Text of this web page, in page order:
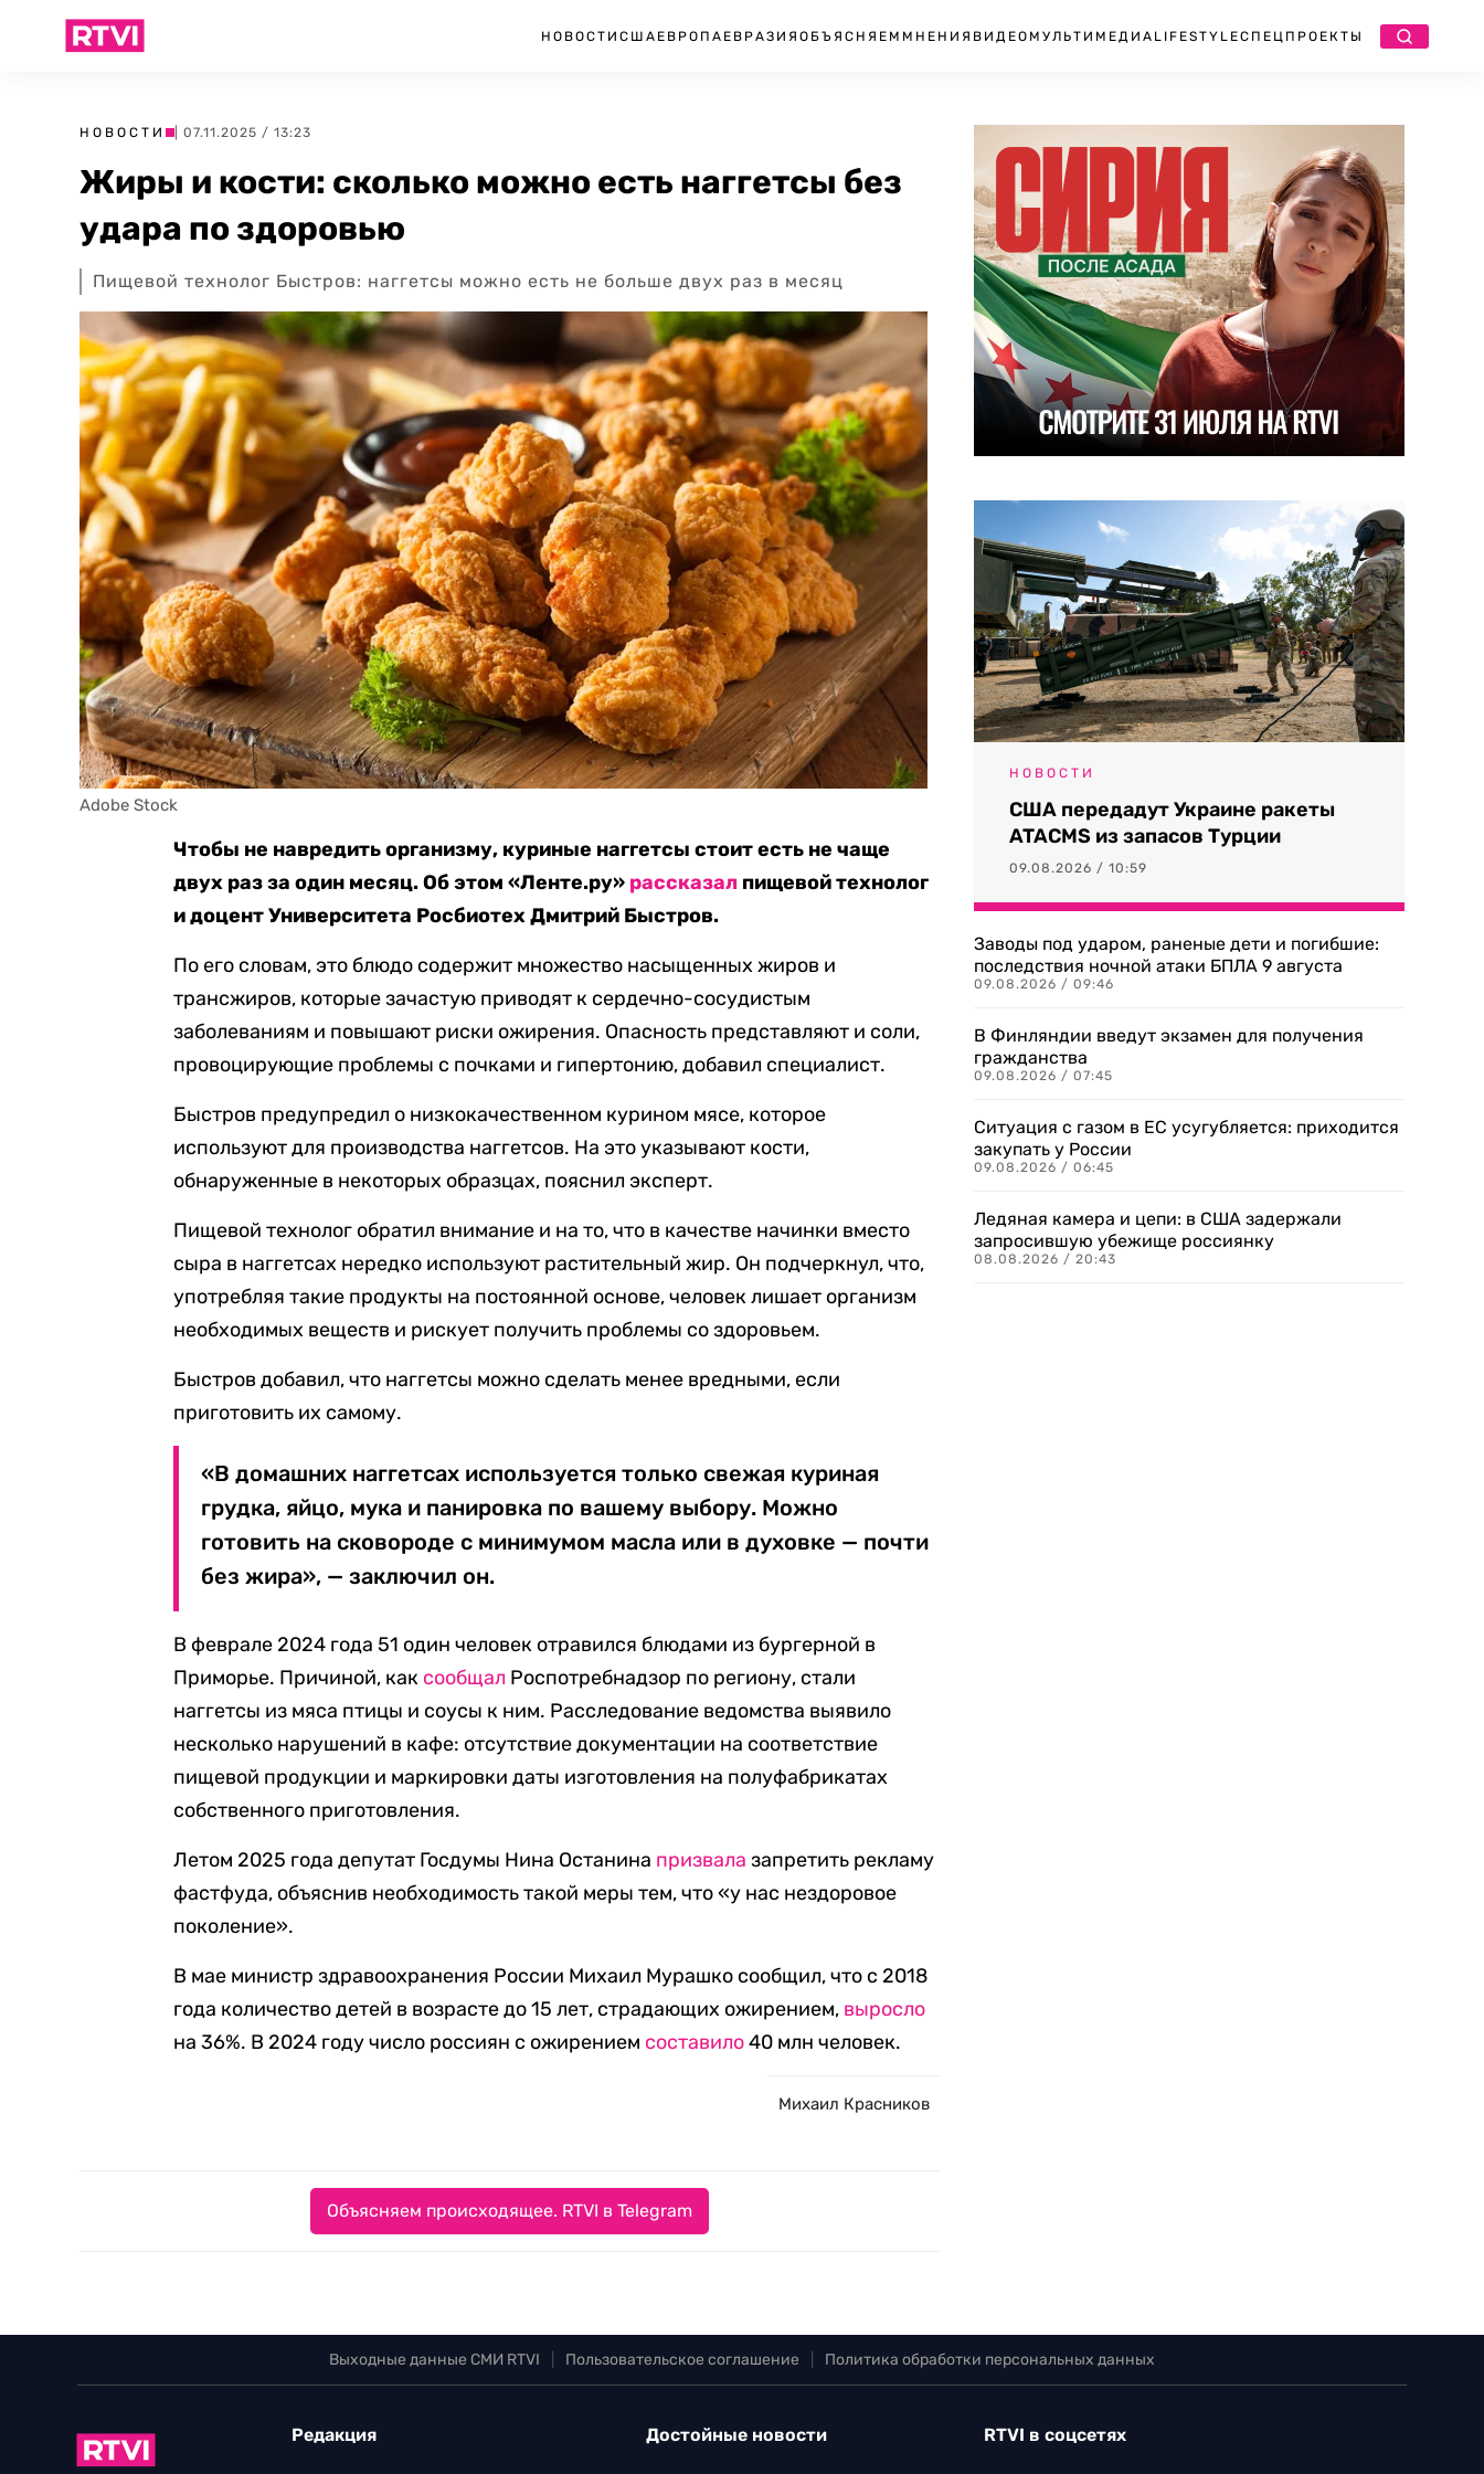
НОВОСТИ США ЕВРОПА ЕВРАЗИЯ ОБЪЯСНЯЕМ МНЕНИЯ ВИДЕО МУЛЬТИМЕДИА LIFESTYLEСПЕЦПРОЕКТЫ
НОВОСТИ | 07.11.2025 / 13:23
Жиры и кости: сколько можно есть наггетсы без
удара по здоровью
Пищевой технолог Быстров: наггетсы можно есть не больше двух раз в месяц
Adobe Stock
Чтобы не навредить организму, куриные наггетсы стоит есть не чаще
двух раз за один месяц. Об этом «Ленте.ру» рассказал пищевой технолог
и доцент Университета Росбиотех Дмитрий Быстров.
По его словам, это блюдо содержит множество насыщенных жиров и
трансжиров, которые зачастую приводят к сердечно-сосудистым
заболеваниям и повышают риски ожирения. Опасность представляют и соли,
провоцирующие проблемы с почками и гипертонию, добавил специалист.
Быстров предупредил о низкокачественном курином мясе, которое
используют для производства наггетсов. На это указывают кости,
обнаруженные в некоторых образцах, пояснил эксперт.
Пищевой технолог обратил внимание и на то, что в качестве начинки вместо
сыра в наггетсах нередко используют растительный жир. Он подчеркнул, что,
употребляя такие продукты на постоянной основе, человек лишает организм
необходимых веществ и рискует получить проблемы со здоровьем.
Быстров добавил, что наггетсы можно сделать менее вредными, если
приготовить их самому.
«В домашних наггетсах используется только свежая куриная
грудка, яйцо, мука и панировка по вашему выбору. Можно
готовить на сковороде с минимумом масла или в духовке — почти
без жира», — заключил он.
В феврале 2024 года 51 один человек отравился блюдами из бургерной в
Приморье. Причиной, как сообщал Роспотребнадзор по региону, стали
наггетсы из мяса птицы и соусы к ним. Расследование ведомства выявило
несколько нарушений в кафе: отсутствие документации на соответствие
пищевой продукции и маркировки даты изготовления на полуфабрикатах
собственного приготовления.
Летом 2025 года депутат Госдумы Нина Останина призвала запретить рекламу
фастфуда, объяснив необходимость такой меры тем, что «у нас нездоровое
поколение».
В мае министр здравоохранения России Михаил Мурашко сообщил, что с 2018
года количество детей в возрасте до 15 лет, страдающих ожирением, выросло
на 36%. В 2024 году число россиян с ожирением составило40 млн человек.
Михаил Красников
Объясняем происходящее. RTVI в Telegram
НОВОСТИ
США передадут Украине ракеты
ATACMS из запасов Турции
09.08.2026 / 10:59
Заводы под ударом, раненые дети и погибшие:
последствия ночной атаки БПЛА 9 августа
09.08.2026 / 09:46
В Финляндии введут экзамен для получения
гражданства
09.08.2026 / 07:45
Ситуация с газом в ЕС усугубляется: приходится
закупать у России
09.08.2026 / 06:45
Ледяная камера и цепи: в США задержали
запросившую убежище россиянку
08.08.2026 / 20:43
Выходные данные СМИ RTVI Пользовательское соглашение Политика обработки персональных данных
Редакция Достойные новости RTVI в соцсетях